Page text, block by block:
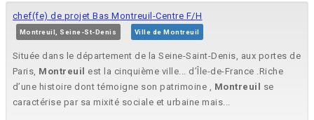
chef(fe) de projet Bas Montreuil-Centre F/H
Montreuil, Seine-St-Denis Ville de Montreuil
Située dans le département de la Seine-Saint-Denis, aux portes de
Paris, Montreuil
est la cinquième ville... d’Île-de-France .Riche
d’une histoire dont témoigne son patrimoine , Montreuil
se
caractérise par sa mixité sociale et urbaine mais...